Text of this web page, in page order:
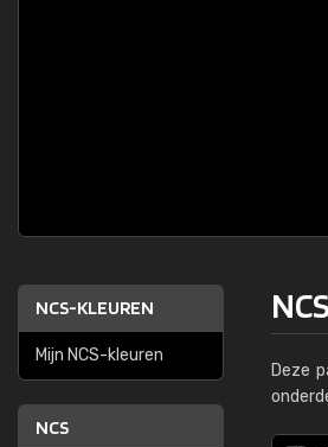
NCS-KLEUREN
Mijn NCS-kleuren
NCS
Deze